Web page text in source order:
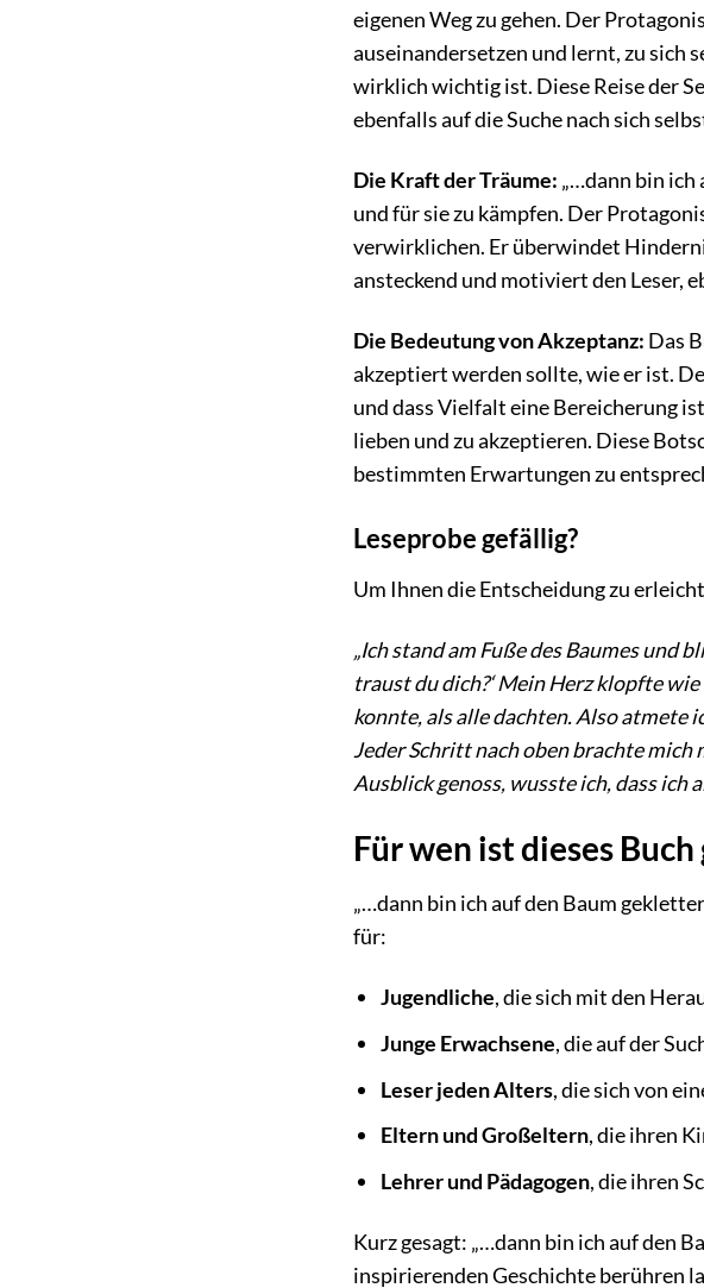
eigenen Weg zu gehen. Der
auseinandersetzen und lernt, zu sich
wirklich wichtig ist. Diese Reise der
ebenfalls auf die Suche nach sich
Die Kraft der Träume: „…dann bin ich
und für sie zu kämpfen. Der
verwirklichen. Er überwindet
ansteckend und motiviert den Leser,
Die Bedeutung von Akzeptanz: Das
akzeptiert werden sollte, wie er ist.
und dass Vielfalt eine Bereicherung
lieben und zu akzeptieren. Diese
bestimmten Erwartungen zu
Leseprobe gefällig?
Um Ihnen die Entscheidung zu
„Ich stand am Fuße des Baumes und
traust du dich?‘ Mein Herz klopfte
konnte, als alle dachten. Also atmete
Jeder Schritt nach oben brachte mich
Ausblick genoss, wusste ich, dass ich
Für wen ist dieses
„…dann bin ich auf den Baum
für:
Jugendliche, die sich mit den
Junge Erwachsene, die auf der
Leser jeden Alters, die sich von
Eltern und Großeltern, die ihren
Lehrer und Pädagogen, die ihren
Kurz gesagt: „…dann bin ich auf den
inspirierenden Geschichte berühren